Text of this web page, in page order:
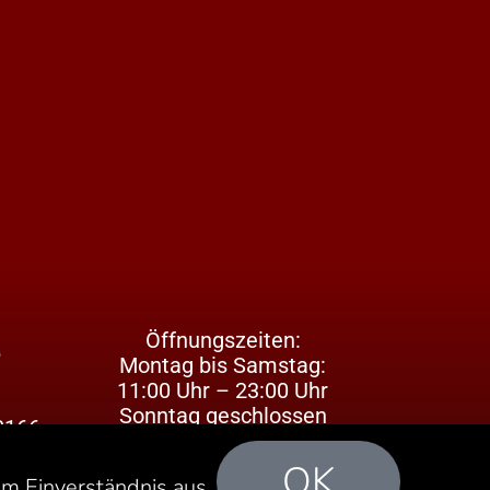
Öffnungszeiten:
Montag bis Samstag:
11:00 Uhr – 23:00 Uhr
Sonntag geschlossen